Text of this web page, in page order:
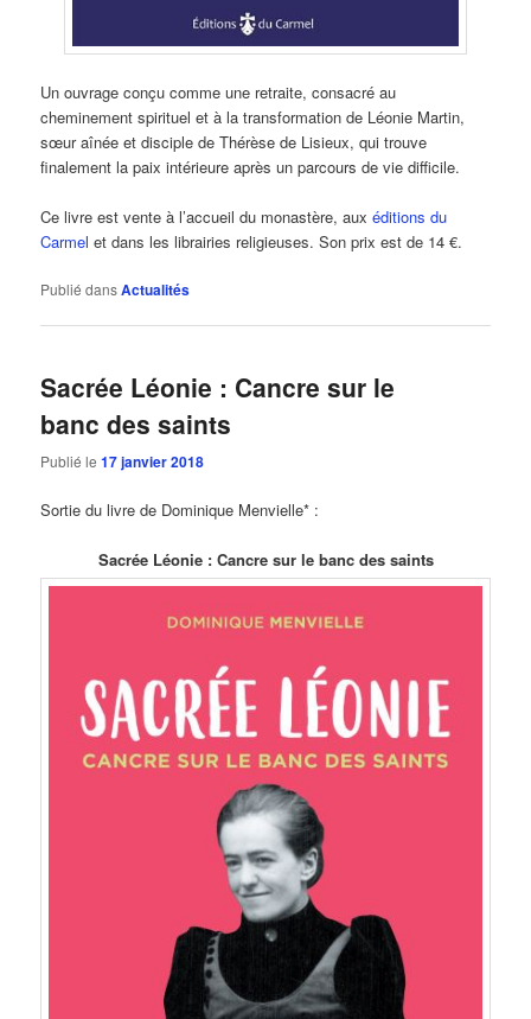
Un ouvrage conçu comme une retraite, consacré au
cheminement spirituel et à la transformation de Léonie Martin,
sœur aînée et disciple de Thérèse de Lisieux, qui trouve
finalement la paix intérieure après un parcours de vie difficile.
Ce livre est vente à l’accueil du monastère, auxéditions du
Carmel et dans les librairies religieuses. Son prix est de 14 €.
Publié dansActualités
Sacrée Léonie : Cancre sur le
banc des saints
Publié le17 janvier 2018
Sortie du livre de Dominique Menvielle* :
Sacrée Léonie : Cancre sur le banc des saints